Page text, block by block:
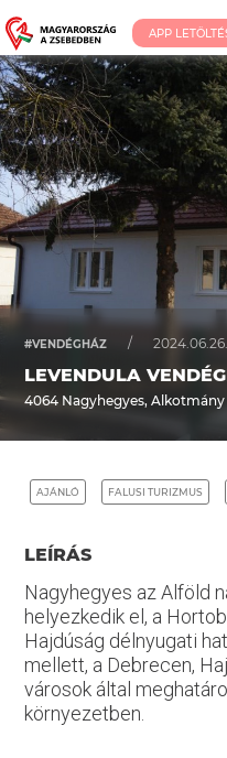
APP
#VENDÉGHÁZ / 2024.06.26.
LEVENDULA
4064 Nagyhegyes, Alkotmány
AJÁNLÓ FALUSI TURIZMUS
LEÍRÁS
Nagyhegyes az Alföld
helyezkedik el, a
Hajdúság délnyugati
mellett, a Debrecen,
városok által
környezetben.